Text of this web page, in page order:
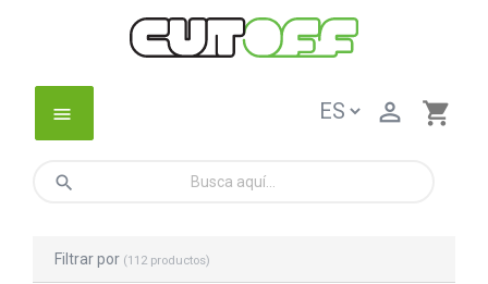
menu shopping_cart

search
Filtrar por (112 productos)